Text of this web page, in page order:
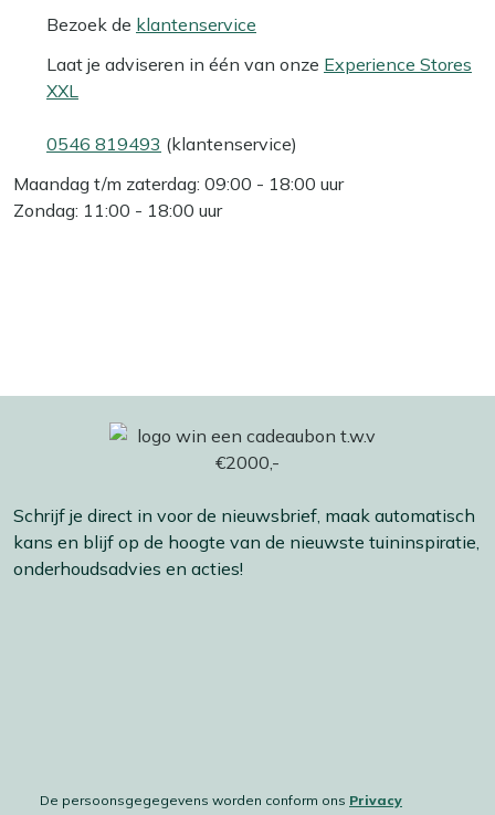
Bezoek de klantenservice
Laat je adviseren in één van onze Experience Stores
XXL
0546 819493 (klantenservice)
Maandag t/m zaterdag: 09:00 - 18:00 uur
Zondag: 11:00 - 18:00 uur
Schrijf je direct in voor de nieuwsbrief, maak automatisch
kans en blijf op de hoogte van de nieuwste tuininspiratie,
onderhoudsadvies en acties!
De persoonsgegegevens worden conform ons Privacy